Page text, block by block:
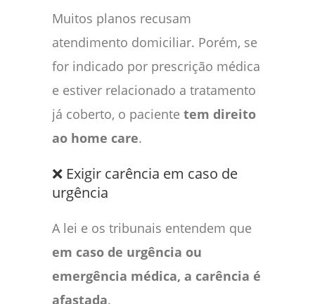
Muitos planos recusam
atendimento domiciliar. Porém, se
for indicado por prescrição médica
e estiver relacionado a tratamento
já coberto, o paciente tem direito
ao home care.
❌ Exigir carência em caso de
urgência
A lei e os tribunais entendem que
em caso de urgência ou
emergência médica, a carência é
afastada.